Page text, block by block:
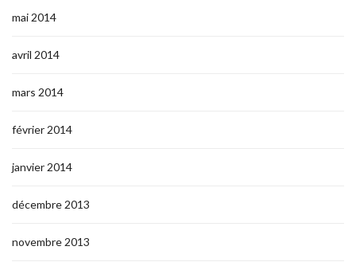
mai 2014
avril 2014
mars 2014
février 2014
janvier 2014
décembre 2013
novembre 2013